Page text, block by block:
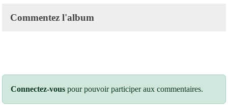
Commentez l'album
Connectez-vous pour pouvoir participer aux commentaires.